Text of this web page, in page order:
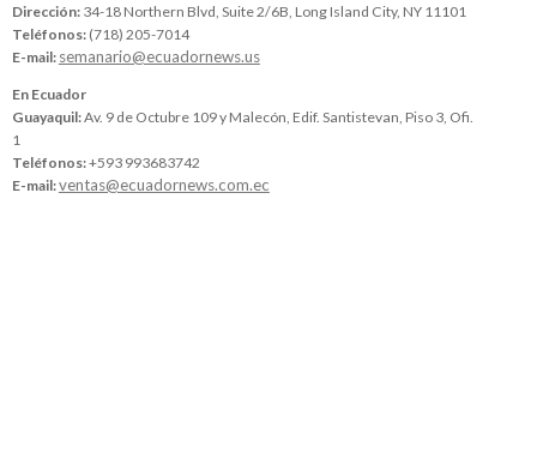
Dirección: 34-18 Northern Blvd, Suite 2/6B, Long Island City, NY 11101
Teléfonos: (718) 205-7014
E-mail: semanario@ecuadornews.us
En Ecuador
Guayaquil:Av. 9 de Octubre 109 y Malecón, Edif. Santistevan, Piso 3, Ofi.
1
Teléfonos:+593 993683742
E-mail:ventas@ecuadornews.com.ec